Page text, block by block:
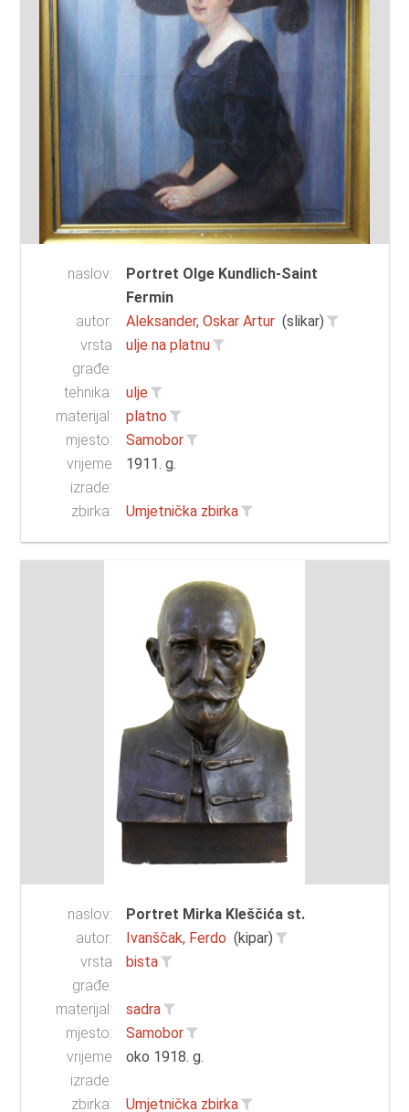
naslov:
Portret Olge Kundlich-Saint
Fermin
autor:
Aleksander, Oskar Artur (slikar)
vrsta
građe:
ulje na platnu
tehnika:
ulje
materijal:
platno
mjesto:
Samobor
vrijeme
izrade:
1911. g.
zbirka: Umjetnička zbirka
naslov:
Portret Mirka Kleščića st.
autor:
Ivanščak, Ferdo (kipar)
vrsta
građe:
bista
materijal:
sadra
mjesto:
Samobor
vrijeme
izrade:
oko 1918. g.
zbirka: Umjetnička zbirka